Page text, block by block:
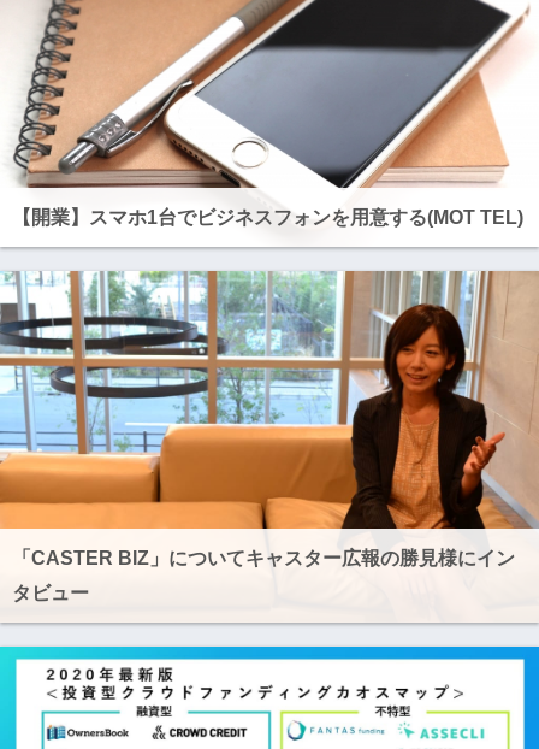
【開業】スマホ1台でビジネスフォンを用意する(MOT TEL)
「CASTER BIZ」についてキャスター広報の勝見様にイン
タビュー